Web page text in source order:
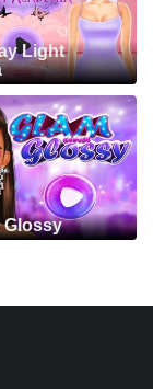
Light
Glossy